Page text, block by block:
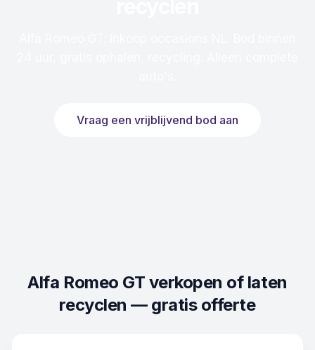
Vraag een vrijblijvend bod aan
Alfa Romeo GT verkopen of laten
recyclen — gratis offerte